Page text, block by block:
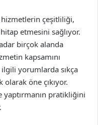
çeşitliliği,
etmesini sağlıyor.
birçok alanda
kapsamını
yorumlarda sıkça
öne çıkıyor.
yaptırmanın pratikliğini